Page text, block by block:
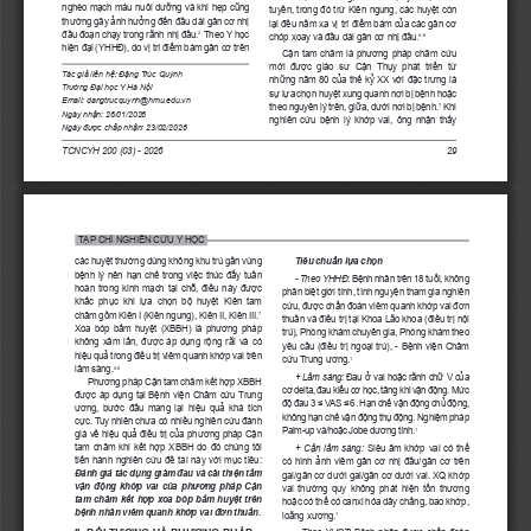
29
TCNCYH 200 (03) - 2026
Tác giả liên hệ: Đặng Trúc Quỳnh
Trường Đại học Y Hà Nội
Email: dangtrucquynh@hmu.edu.vn
Ngày nhận: 26/01/2026
Ngày được chấp nhận: 23/02/2026
nghèo mạch máu nuôi dưỡng và khi hẹp cũng
thường gây ảnh hưởng đến đầu dài gân cơ nhị
đầu đoạn chạy trong rãnh nhị đầu.2 Theo Y học
hiện đại (YHHĐ), do vị trí điểm bám gân cơ trên
tuyền, trong đó trừ Kiên ngung, các huyệt còn
lại đều nằm xa vị trí điểm bám của các gân cơ
chóp xoay và đầu dài gân cơ nhị đầu.4-6
Cận tam châm là phương pháp châm cứu
mới  được  giáo  sư  Cận  Thụy  phát  triển  từ
những năm 80 của thế kỷ XX với đặc trưng là
sự lựa chọn huyệt xung quanh nơi bị bệnh hoặc
theo nguyên lý trên, giữa, dưới nơi bị bệnh. 7 Khi
nghiên cứu bệnh lý khớp vai, ông nhận thấy
TẠP CHÍ NGHIÊN CỨU Y HỌC
các huyệt thường dùng không khu trú gần vùng
bệnh lý nên hạn chế trong việc thúc đẩy tuần
hoàn trong kinh mạch tại chỗ, điều này được
khắc  phục  khi  lựa  chọn  bộ  huyệt  Kiên  tam
châm gồm Kiên I (Kiên ngung), Kiên II, Kiên III.7
Xoa bóp bấm huyệt (XBBH) là phương pháp
không xâm lấn, được áp dụng rộng rãi và có
hiệu quả trong điều trị viêm quanh khớp vai trên
lâm sàng. 5,6
Phương pháp Cận tam châm kết hợp XBBH
được áp dụng tại Bệnh viện Châm cứu Trung
ương,  bước  đầu  mang  lại  hiệu  quả  khá  tích
cực. Tuy nhiên chưa có nhiều nghiên cứu đánh
giá về hiệu quả điều trị của phương pháp Cận
tam châm khi kết hợp XBBH do đó chúng tôi
tiến hành nghiên cứu đề tài này với mục tiêu:
Đánh giá tác dụng giảm đau và cải thiện tầm
vận động khớp vai của phương pháp Cận
tam châm kết hợp xoa bóp bấm huyệt trên
bệnh nhân viêm quanh khớp vai đơn thuần.
Tiêu chuẩn lựa chọn
- Theo YHHĐ: Bệnh nhân trên 18 tuổi, không
phân biệt giới tính, tình nguyện tham gia nghiên
cứu, được chẩn đoán viêm quanh khớp vai đơn
thuần và điều trị tại Khoa Lão khoa (điều trị nội
trú), Phòng khám chuyên gia, Phòng khám theo
yêu cầu (điều trị ngoại trú), - Bệnh viện Châm
cứu Trung ương.1
+ Lâm sàng: Đau ở vai hoặc rãnh chữ V của
cơ delta, đau kiểu cơ học, tăng khi vận động. Mức
độ đau 3 ≤ VAS ≤ 6. Hạn chế vận động chủ động,
không hạn chế vận động thụ động. Nghiệm pháp
Palm-up và/hoặc Jobe dương tính.1
+ Cận lâm sàng: Siêu âm khớp vai có thể
có hình ảnh viêm gân cơ nhị đầu/gân cơ trên
gai/gân cơ dưới gai/gân cơ dưới vai. XQ khớp
vai  thường  quy  không  phát  hiện  tổn  thương
hoặc có thể có canxi hóa dây chằng, bao khớp,
loãng xương.1